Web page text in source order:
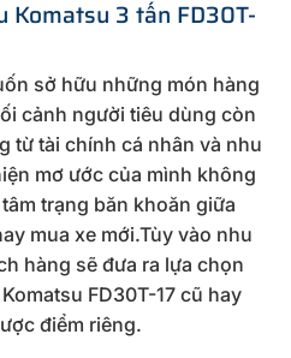
Komatsu 3 tấn FD30T-
sở hữu những món hàng
cảnh người tiêu dùng còn
từ tài chính cá nhân và nhu
mơ ước của mình không
trạng băn khoăn giữa
mua xe mới.Tùy vào nhu
hàng sẽ đưa ra lựa chọn
FD30T-17 cũ hay
điểm riêng.